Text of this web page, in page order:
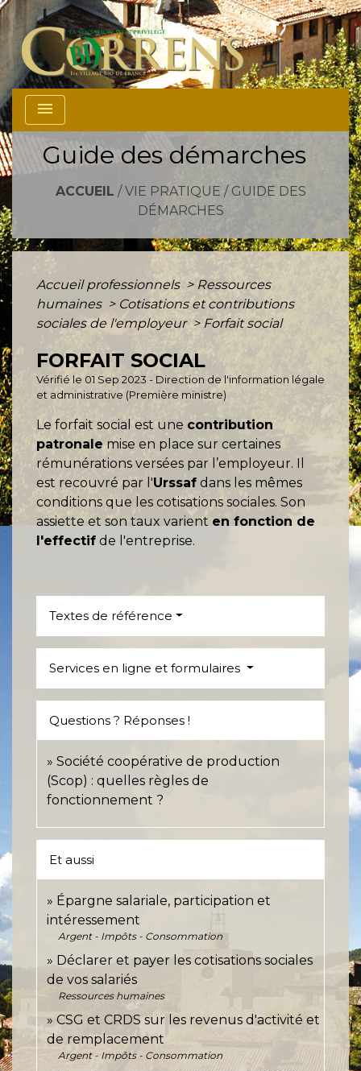
menu
Guide des démarches
ACCUEIL / VIE PRATIQUE / GUIDE DES
DÉMARCHES
Accueil professionnels > Ressources
humaines > Cotisations et contributions
sociales de l'employeur > Forfait social
FORFAIT SOCIAL
Vérifié le 01 Sep 2023 - Direction de l'information légale
et administrative (Première ministre)
Le forfait social est une contribution
patronalemise en place sur certaines
rémunérations versées par l’employeur. Il
est recouvré par l'Urssaf dans les mêmes
conditions que les cotisations sociales. Son
assiette et son taux varient en fonction de
l'effectif de l'entreprise.
Textes de référence
Services en ligne et formulaires
Questions ? Réponses !
Société coopérative de production
(Scop) : quelles règles de
fonctionnement ?
Et aussi
Épargne salariale, participation et
intéressement
Argent - Impôts - Consommation
Déclarer et payer les cotisations sociales
de vos salariés
Ressources humaines
CSG et CRDS sur les revenus d'activité et
de remplacement
Argent - Impôts - Consommation